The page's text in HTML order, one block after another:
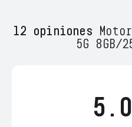
12 opiniones
5G 8GB/